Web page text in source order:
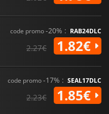
code promo-20% : RAB24DLC
2.27€ 1.82€
code promo-17% : SEAL17DLC
2.23€ 1.85€